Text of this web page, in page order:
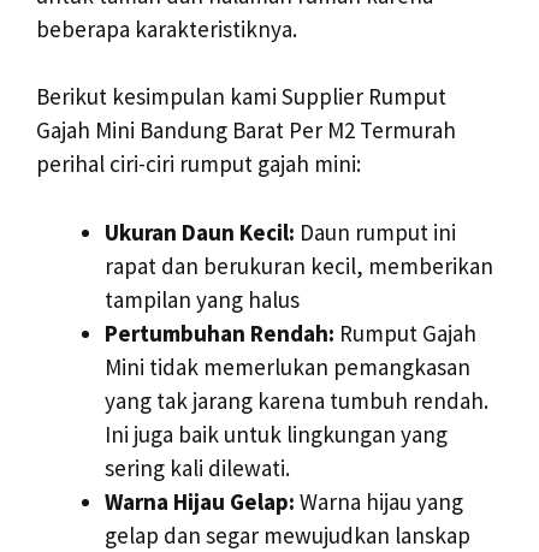
beberapa karakteristiknya.
Berikut kesimpulan kami Supplier Rumput
Gajah Mini Bandung Barat Per M2 Termurah
perihal ciri-ciri rumput gajah mini:
Ukuran Daun Kecil: Daun rumput ini
rapat dan berukuran kecil, memberikan
tampilan yang halus
Pertumbuhan Rendah: Rumput Gajah
Mini tidak memerlukan pemangkasan
yang tak jarang karena tumbuh rendah.
Ini juga baik untuk lingkungan yang
sering kali dilewati.
Warna Hijau Gelap: Warna hijau yang
gelap dan segar mewujudkan lanskap